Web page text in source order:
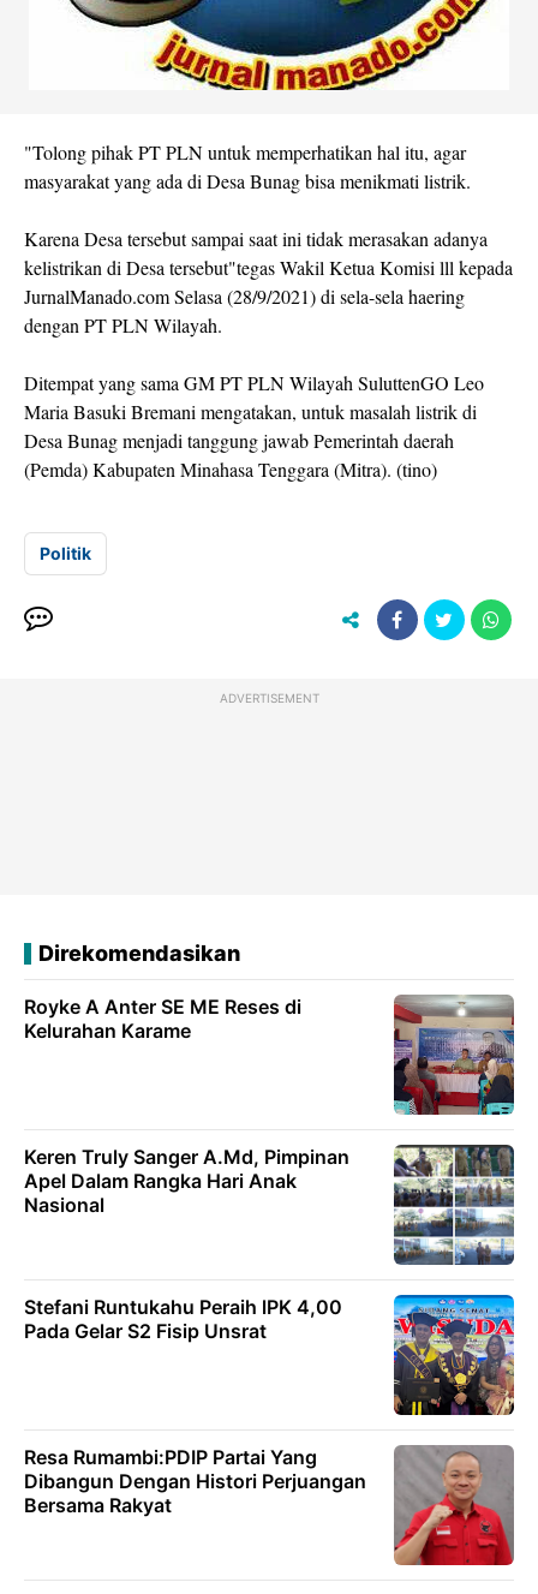
"Tolong pihak PT PLN untuk memperhatikan hal itu, agar
masyarakat yang ada di Desa Bunag bisa menikmati listrik.
Karena Desa tersebut sampai saat ini tidak merasakan adanya
kelistrikan di Desa tersebut"tegas Wakil Ketua Komisi lll kepada
JurnalManado.com Selasa (28/9/2021) di sela-sela haering
dengan PT PLN Wilayah.
Ditempat yang sama GM PT PLN Wilayah SuluttenGO Leo
Maria Basuki Bremani mengatakan, untuk masalah listrik di
Desa Bunag menjadi tanggung jawab Pemerintah daerah
(Pemda) Kabupaten Minahasa Tenggara (Mitra). (tino)
Politik
ADVERTISEMENT
Direkomendasikan
Royke A Anter SE ME Reses di
Kelurahan Karame
Keren Truly Sanger A.Md, Pimpinan
Apel Dalam Rangka Hari Anak
Nasional
Stefani Runtukahu Peraih lPK 4,00
Pada Gelar S2 Fisip Unsrat
Resa Rumambi:PDIP Partai Yang
Dibangun Dengan Histori Perjuangan
Bersama Rakyat